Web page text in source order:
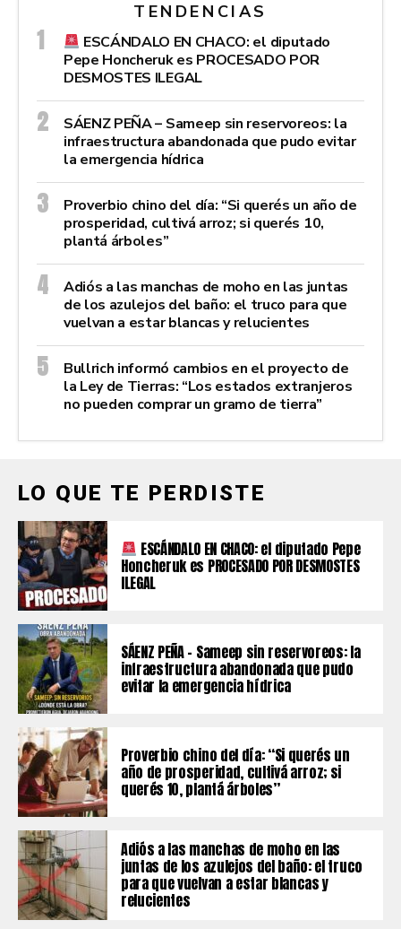
TENDENCIAS
ESCÁNDALO EN CHACO: el diputado
Pepe Honcheruk es PROCESADO POR
DESMOSTES ILEGAL
SÁENZ PEÑA – Sameep sin reservoreos: la
infraestructura abandonada que pudo evitar
la emergencia hídrica
Proverbio chino del día: “Si querés un año de
prosperidad, cultivá arroz; si querés 10,
plantá árboles”
Adiós a las manchas de moho en las juntas
de los azulejos del baño: el truco para que
vuelvan a estar blancas y relucientes
Bullrich informó cambios en el proyecto de
la Ley de Tierras: “Los estados extranjeros
no pueden comprar un gramo de tierra”
LO QUE TE PERDISTE
ESCÁNDALO EN CHACO: el diputado Pepe
Honcheruk es PROCESADO POR DESMOSTES
ILEGAL
SÁENZ PEÑA – Sameep sin reservoreos: la
infraestructura abandonada que pudo
evitar la emergencia hídrica
Proverbio chino del día: “Si querés un
año de prosperidad, cultivá arroz; si
querés 10, plantá árboles”
Adiós a las manchas de moho en las
juntas de los azulejos del baño: el truco
para que vuelvan a estar blancas y
relucientes